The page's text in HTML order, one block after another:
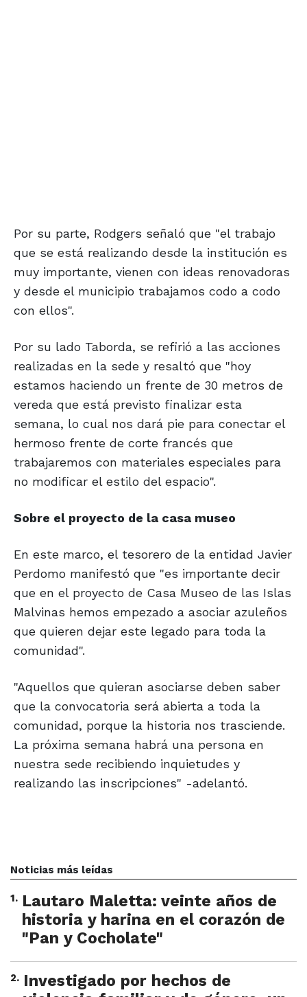
Por su parte, Rodgers señaló que "el trabajo
que se está realizando desde la institución es
muy importante, vienen con ideas renovadoras
y desde el municipio trabajamos codo a codo
con ellos".
Por su lado Taborda, se refirió a las acciones
realizadas en la sede y resaltó que "hoy
estamos haciendo un frente de 30 metros de
vereda que está previsto finalizar esta
semana, lo cual nos dará pie para conectar el
hermoso frente de corte francés que
trabajaremos con materiales especiales para
no modificar el estilo del espacio".
Sobre el proyecto de la casa museo
En este marco, el tesorero de la entidad Javier
Perdomo manifestó que "es importante decir
que en el proyecto de Casa Museo de las Islas
Malvinas hemos empezado a asociar azuleños
que quieren dejar este legado para toda la
comunidad".
"Aquellos que quieran asociarse deben saber
que la convocatoria será abierta a toda la
comunidad, porque la historia nos trasciende.
La próxima semana habrá una persona en
nuestra sede recibiendo inquietudes y
realizando las inscripciones" -adelantó.
Noticias más leídas
1. Lautaro Maletta: veinte años de
historia y harina en el corazón de
"Pan y Cocholate"
2. Investigado por hechos de